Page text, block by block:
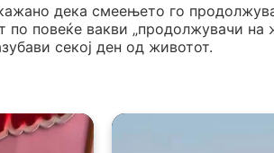
дека смеењето го
по повеќе вакви „продолжувачи
секој ден од животот.